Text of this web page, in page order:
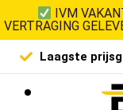
IVM
VERTRAGING
Laagste